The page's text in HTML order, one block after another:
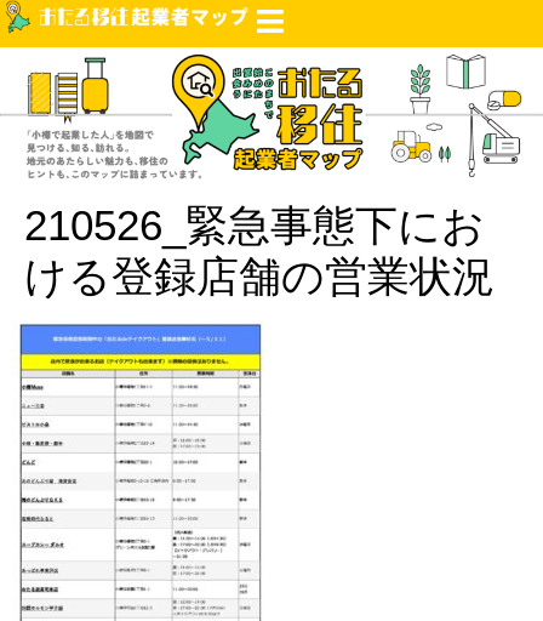
210526_緊急事態下にお
ける登録店舗の営業状況